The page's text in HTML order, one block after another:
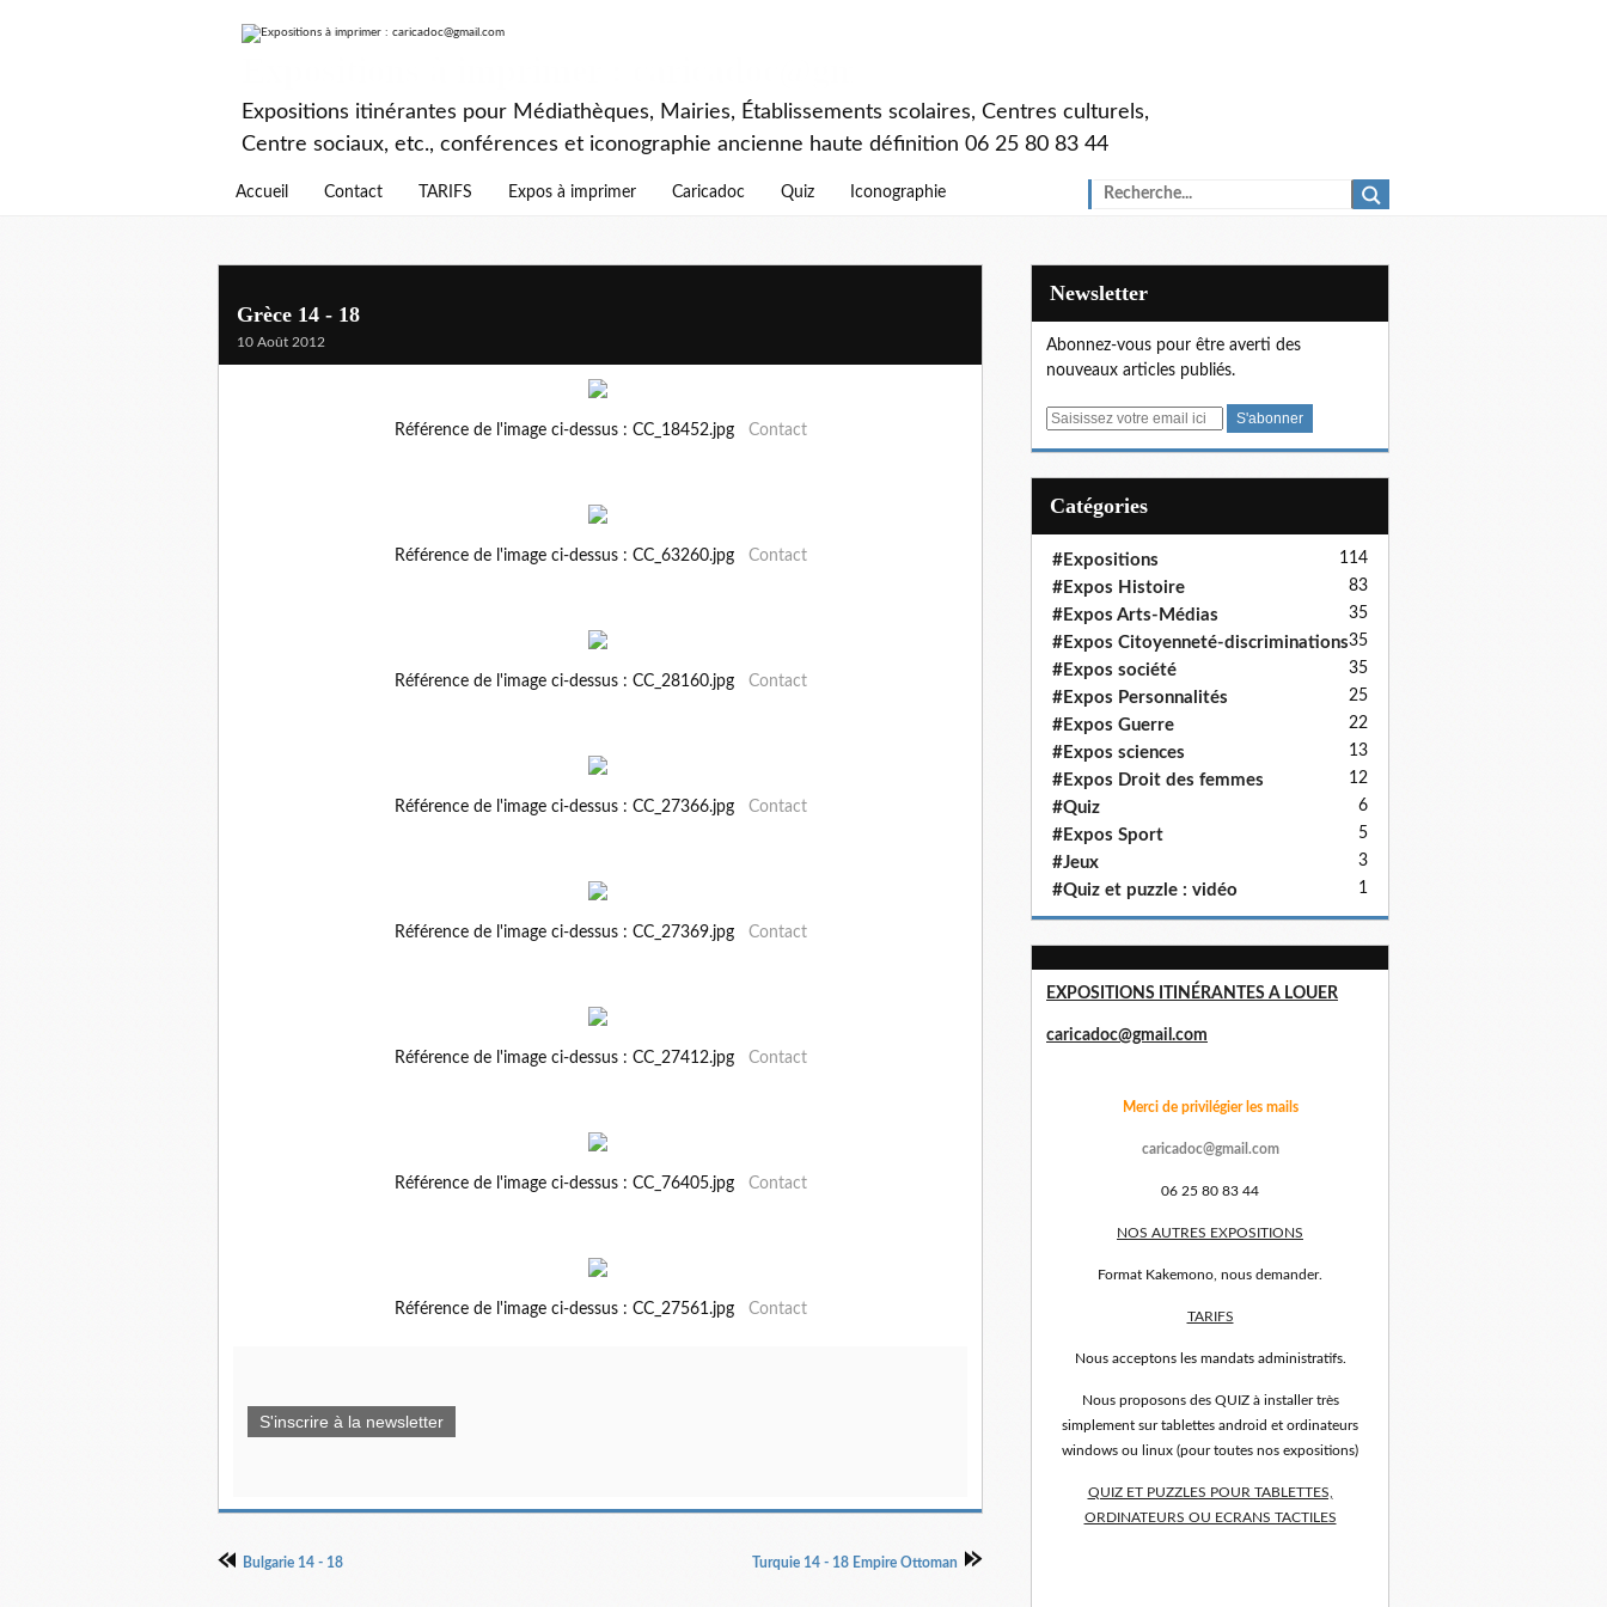
Expositions itinérantes pour Médiathèques, Mairies, Établissements scolaires, Centres culturels,
Centre sociaux, etc., conférences et iconographie ancienne haute définition 06 25 80 83 44
Accueil Contact TARIFS Expos à imprimer Caricadoc Quiz Iconographie
Grèce 14 - 18
10 Août 2012
Référence de l'image ci-dessus : CC_18452.jpg Contact
Référence de l'image ci-dessus : CC_63260.jpg Contact
Référence de l'image ci-dessus : CC_28160.jpg Contact
Référence de l'image ci-dessus : CC_27366.jpg Contact
Référence de l'image ci-dessus : CC_27369.jpg Contact
Référence de l'image ci-dessus : CC_27412.jpg Contact
Référence de l'image ci-dessus : CC_76405.jpg Contact
Référence de l'image ci-dessus : CC_27561.jpg Contact
S'inscrire à la newsletter
Bulgarie 14 - 18 Turquie 14 - 18 Empire Ottoman
Newsletter
Abonnez-vous pour être averti des
nouveaux articles publiés.
E
Catégories
#Expositions 114
#Expos Histoire 83
#Expos Arts-Médias 35
#Expos Citoyenneté-discriminations35
#Expos société 35
#Expos Personnalités 25
#Expos Guerre 22
#Expos sciences 13
#Expos Droit des femmes 12
#Quiz 6
#Expos Sport 5
#Jeux 3
#Quiz et puzzle : vidéo 1
EXPOSITIONS ITINÉRANTES A LOUER
caricadoc@gmail.com
Merci de privilégier les mails
caricadoc@gmail.com
06 25 80 83 44
NOS AUTRES EXPOSITIONS
Format Kakemono, nous demander.
TARIFS
Nous acceptons les mandats administratifs.
Nous proposons des QUIZ à installer très
simplement sur tablettes android et ordinateurs
windows ou linux (pour toutes nos expositions)
QUIZ ET PUZZLES POUR TABLETTES,
ORDINATEURS OU ECRANS TACTILES